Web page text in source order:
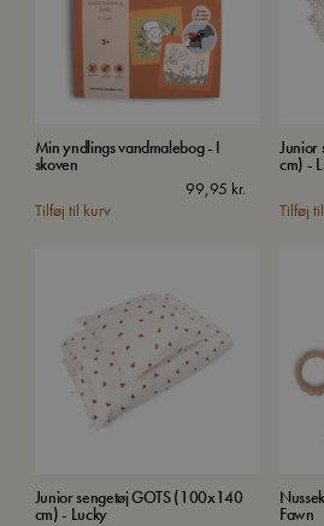
Min yndlings vandmalebog - I
skoven
99,95 kr.
Tilføj til kurv
Junior
cm) -
Tilføj
Junior sengetøj GOTS (100x140
cm) - Lucky
Fawn